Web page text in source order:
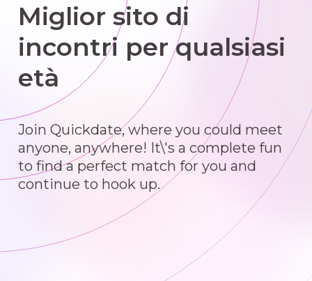
Miglior sito di
incontri per qualsiasi
età
Join Quickdate, where you could meet
anyone, anywhere! It\'s a complete fun
to find a perfect match for you and
continue to hook up.